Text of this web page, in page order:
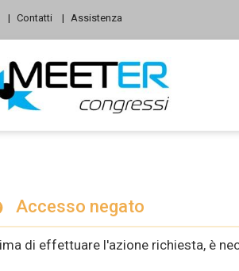
Contatti Assistenza
Accesso negato
di effettuare l'azione richiesta, è